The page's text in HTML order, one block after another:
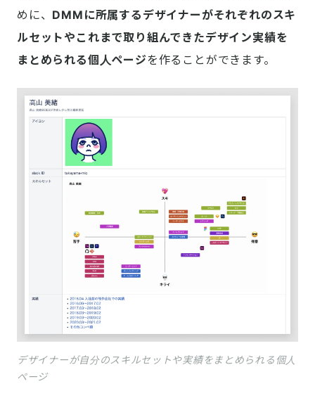
めに、 DMMに所属するデザイナーがそれぞれのスキ
ルセットやこれまで取り組んできたデザイン実績を
まとめられる個人ページを作ることができます。
デザイナーが自分のスキルセットや実績をまとめられる個人
ページ